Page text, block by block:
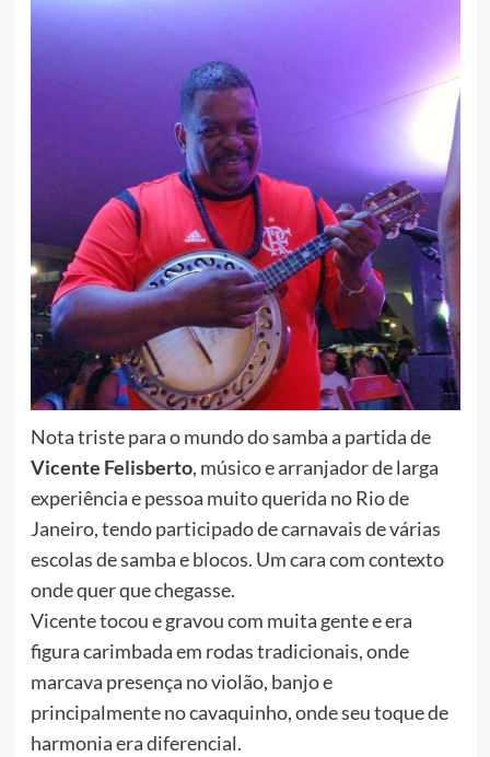
Nota triste para o mundo do samba a partida de
Vicente Felisberto, músico e arranjador de larga
experiência e pessoa muito querida no Rio de
Janeiro, tendo participado de carnavais de várias
escolas de samba e blocos. Um cara com contexto
onde quer que chegasse.
Vicente tocou e gravou com muita gente e era
figura carimbada em rodas tradicionais, onde
marcava presença no violão, banjo e
principalmente no cavaquinho, onde seu toque de
harmonia era diferencial.